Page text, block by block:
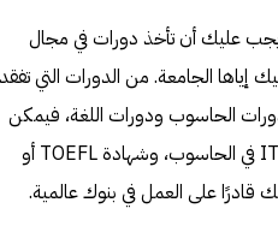
يجب عليك أن تأخذ دورات في مجال
الجامعة. من الدورات التي تفقد
الحاسوب ودورات اللغة، فيمكن
لشهادة مثل: ICDL وIT Essintials في الحاسوب، وشهادة TOEFL أو